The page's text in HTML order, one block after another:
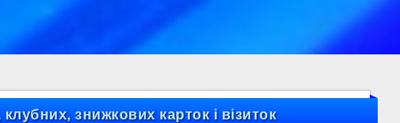
знижкових карток і візиток